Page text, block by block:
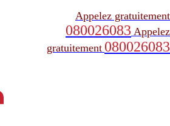
Appelez gratuitement
080026083 Appelez
gratuitement 080026083